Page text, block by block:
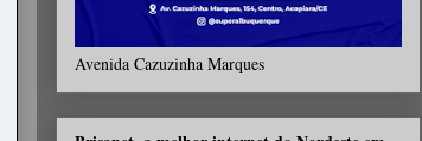
Avenida Cazuzinha Marques